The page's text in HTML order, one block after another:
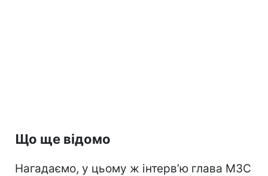
Що ще відомо
Нагадаємо, у цьому ж інтерв’ю глава МЗС